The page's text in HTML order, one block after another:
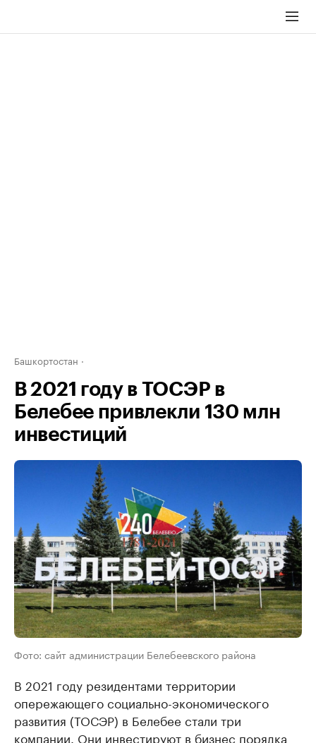
Башкортостан
В 2021 году в ТОСЭР в
Белебее привлекли 130 млн
инвестиций
Фото: сайт администрации Белебеевского района
В 2021 году резидентами территории
опережающего социально-экономического
развития (ТОСЭР) в Белебее стали три
компании. Они инвестируют в бизнес порядка